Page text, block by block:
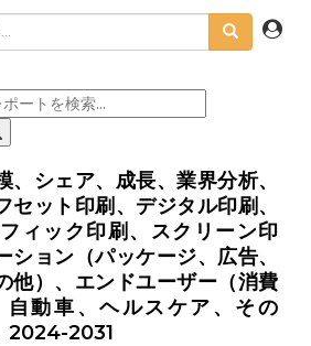
、シェア、成長、業界分析、
セット印刷、デジタル印刷、
ィック印刷、スクリーン印
ション（パッケージ、広告、
他）、エンドユーザー（消費
動車、ヘルスケア、その
2024-2031